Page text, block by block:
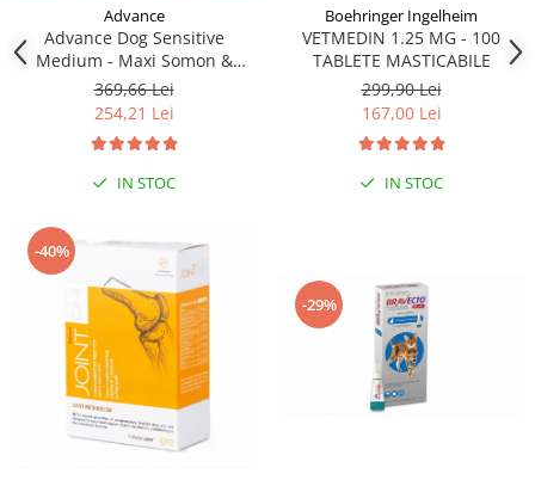
Advance
Advance Dog Sensitive
Medium - Maxi Somon &
Orez, 12 kg
369,66 Lei
254,21 Lei
IN STOC
Boehringer Ingelheim
VETMEDIN 1.25 MG - 100
TABLETE MASTICABILE
299,90 Lei
167,00 Lei
IN STOC
-40%
-29%